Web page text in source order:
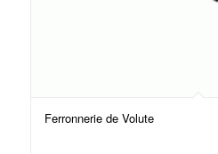
Ferronnerie de Volute